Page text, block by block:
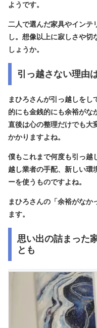
ようです。
二人で選んだ家具やインテ
し。想像以上に寂しさや
しょうか。
引っ越さない理由
まひろさんが引っ越しをし
的にも金銭的にも余裕がな
直後は心の整理だけでも大
かかりますよね。
僕もこれまで何度も引っ越
越し業者の手配、新しい環
ーを使うものですよね。
まひろさんの「余裕がなか
ます。
思い出の詰まった
とも